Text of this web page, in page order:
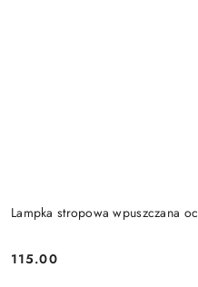
Lampka stropowa wpuszczana
Cena:
115.00